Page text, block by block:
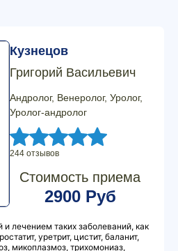
Кузнецов
Григорий Васильевич
Андролог, Венеролог, Уролог,
Уролог-андролог
244 отзывов
Стоимость приема
2900 Руб
лечением таких заболеваний, как
уретрит, цистит, баланит,
микоплазмоз, трихомониаз,